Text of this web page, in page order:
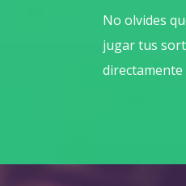
No olvides
jugar tus
directamente